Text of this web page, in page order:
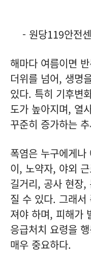
- 원당119안전
해마다 여름이면
더위를 넘어, 생명
있다. 특히 기후변
도가 높아지며, 열
꾸준히 증가하는
폭염은 누구에게
이, 노약자, 야외
길거리, 공사 현장,
질 수 있다. 그래서
져야 하며, 피해가
응급처치 요령을
매우 중요하다.